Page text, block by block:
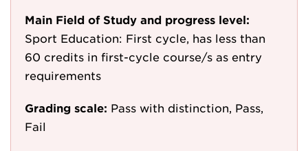
Main Field of Study and progress level:
Sport Education: First cycle, has less than
60 credits in first-cycle course/s as entry
requirements
Grading scale: Pass with distinction, Pass,
Fail